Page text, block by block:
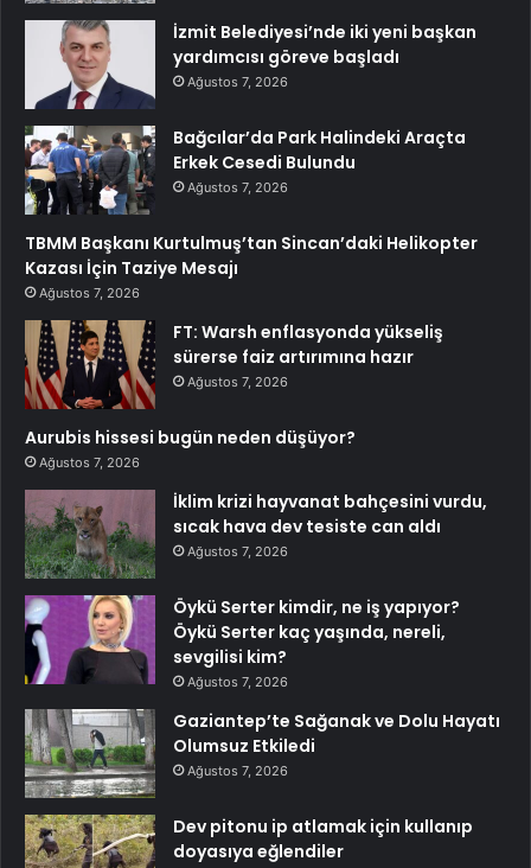
İzmit Belediyesi’nde iki yeni başkan
yardımcısı göreve başladı
Ağustos 7, 2026
Bağcılar’da Park Halindeki Araçta
Erkek Cesedi Bulundu
Ağustos 7, 2026
TBMM Başkanı Kurtulmuş’tan Sincan’daki Helikopter
Kazası İçin Taziye Mesajı
Ağustos 7, 2026
FT: Warsh enflasyonda yükseliş
sürerse faiz artırımına hazır
Ağustos 7, 2026
Aurubis hissesi bugün neden düşüyor?
Ağustos 7, 2026
İklim krizi hayvanat bahçesini vurdu,
sıcak hava dev tesiste can aldı
Ağustos 7, 2026
Öykü Serter kimdir, ne iş yapıyor?
Öykü Serter kaç yaşında, nereli,
sevgilisi kim?
Ağustos 7, 2026
Gaziantep’te Sağanak ve Dolu Hayatı
Olumsuz Etkiledi
Ağustos 7, 2026
Dev pitonu ip atlamak için kullanıp
doyasıya eğlendiler